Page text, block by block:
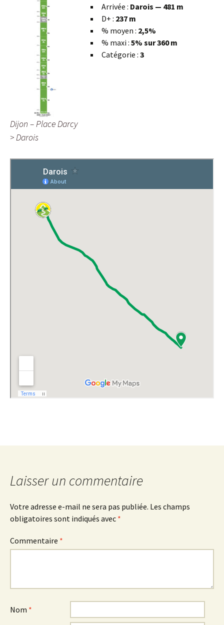
Dijon – Place Darcy
> Darois
Arrivée : Darois — 481 m
D+ : 237 m
% moyen : 2,5%
% maxi : 5% sur 360 m
Catégorie : 3
Laisser un commentaire
Votre adresse e-mail ne sera pas publiée. Les champs
obligatoires sont indiqués avec *
Commentaire *
Nom *